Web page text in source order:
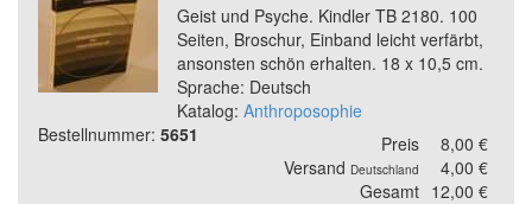
Geist und Psyche. Kindler TB 2180. 100
Seiten, Broschur, Einband leicht verfärbt,
ansonsten schön erhalten. 18 x 10,5 cm.
Sprache: Deutsch
Katalog: Anthroposophie
Bestellnummer: 5651 Preis
8,00 €
Versand Deutschland
4,00 €
Gesamt 12,00 €